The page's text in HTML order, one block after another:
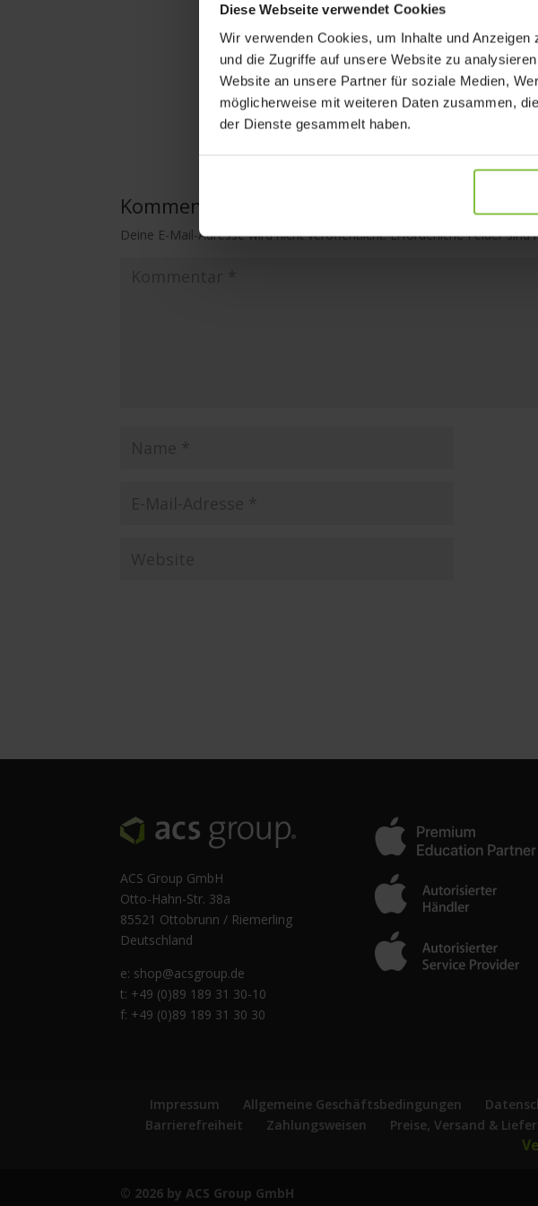
Diese Webseite verwendet Cookies
Wir verwenden Cookies, um Inhalte und
und die Zugriffe auf unsere Website zu
Website an unsere Partner für soziale Medien,
möglicherweise mit weiteren Daten zusammen,
der Dienste gesammelt haben.
Kommentar absenden
Deine E-Mail-Adresse wird nicht veröffentlicht. Erforderliche Felder sind
ACS Group GmbH
Otto-Hahn-Str. 38a
85521 Ottobrunn / Riemerling
Deutschland
e: shop@acsgroup.de
t: +49 (0)89 189 31 30-10
f: +49 (0)89 189 31 30 30
Impressum Allgemeine Geschäftsbedingungen
Barrierefreiheit
Zahlungsweisen Preise, Versand &
© 2026 by ACS Group GmbH